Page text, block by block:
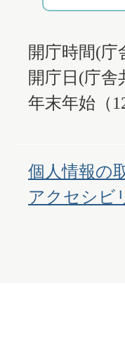
開庁時間(庁
開庁日(庁
年末年始（
個人情報の
アクセシビ